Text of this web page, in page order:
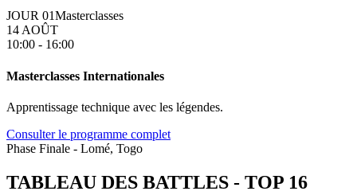
JOUR 01Masterclasses
14 AOÛT
10:00 - 16:00
Masterclasses Internationales
Apprentissage technique avec les légendes.
Consulter le programme complet
Phase Finale - Lomé, Togo
TABLEAU DES BATTLES - TOP 16